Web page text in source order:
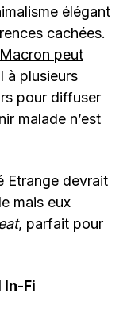
élégant
cachées.
peut
à plusieurs
pour diffuser
malade n’est
Etrange devrait
mais eux
, parfait pour
Fi